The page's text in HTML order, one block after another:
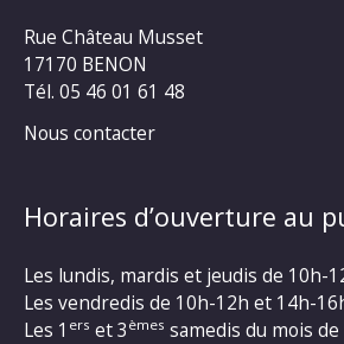
Rue Château Musset
17170 BENON
Tél. 05 46 01 61 48
Nous contacter
Horaires d’ouverture au
Les lundis, mardis et jeudis de 10h-
Les vendredis de 10h-12h et 14h-
Les 1 ers et 3 èmes samedis du mois